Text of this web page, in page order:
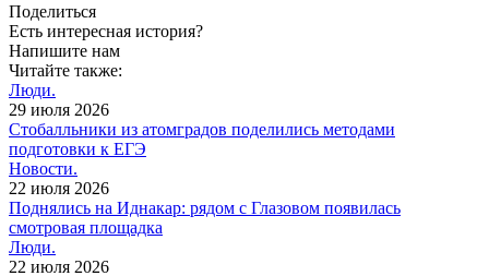
Поделиться
Есть интересная история?
Напишите нам
Читайте также:
Люди.
29 июля 2026
Cтобалльники из атомградов поделились методами
подготовки к ЕГЭ
Новости.
22 июля 2026
Поднялись на Иднакар: рядом с Глазовом появилась
смотровая площадка
Люди.
22 июля 2026